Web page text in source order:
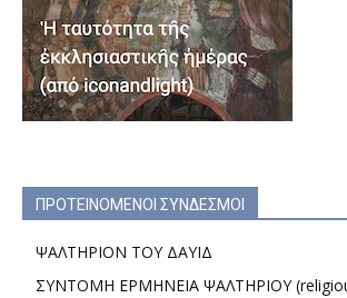
ΠΡΟΤΕΙΝΟΜΕΝΟΙ ΣΥΝΔΕΣΜΟΙ
ΨΑΛΤΗΡΙΟΝ ΤΟΥ ΔΑΥΙΔ
ΣΥΝΤΟΜΗ ΕΡΜΗΝΕΙΑ ΨΑΛΤΗΡΙΟΥ